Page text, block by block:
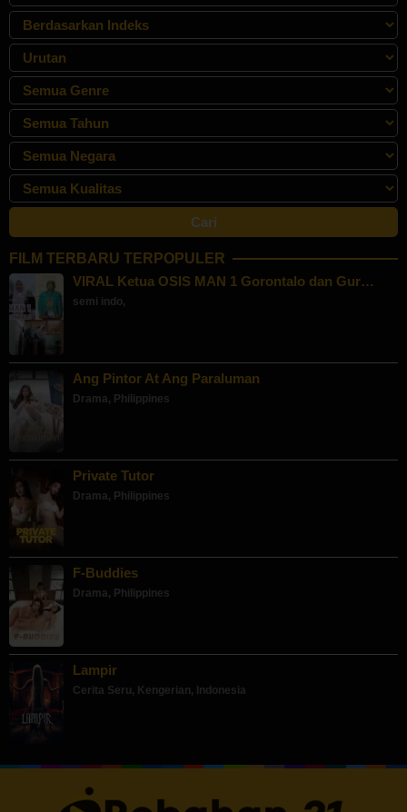
FILM TERBARU TERPOPULER
VIRAL Ketua OSIS MAN 1 Gorontalo dan Gur…
semi indo,
Ang Pintor At Ang Paraluman
Drama, Philippines
Private Tutor
Drama, Philippines
F-Buddies
Drama, Philippines
Lampir
Cerita Seru, Kengerian, Indonesia